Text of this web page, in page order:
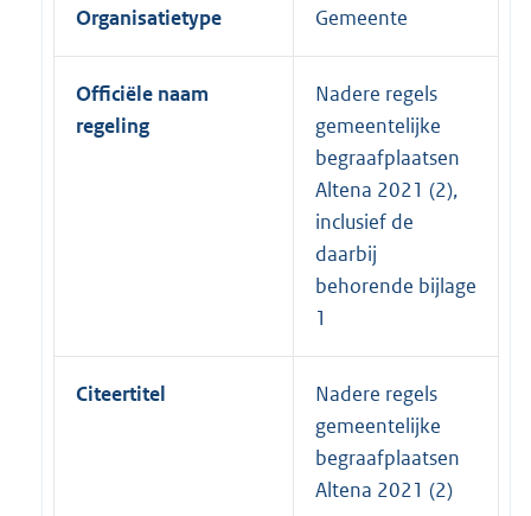
Organisatietype Gemeente
Officiële naam
regeling
Nadere regels
gemeentelijke
begraafplaatsen
Altena 2021 (2),
inclusief de
daarbij
behorende bijlage
1
Citeertitel
Nadere regels
gemeentelijke
begraafplaatsen
Altena 2021 (2)